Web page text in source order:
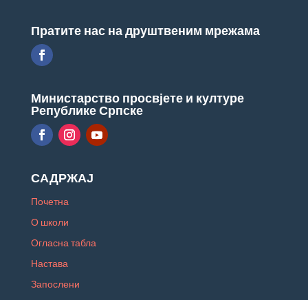
Пратите нас на друштвеним мрежама
Министарство просвјете и културе
Републике Српске
САДРЖАЈ
Почетна
О школи
Огласна табла
Настава
Запослени